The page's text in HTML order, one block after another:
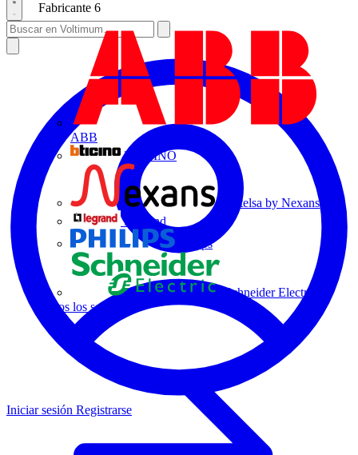
Fabricante 6
ABB
BTICINO
Centelsa by Nexans
Legrand
Philips
Schneider Electric
Todos los socios
Iniciar sesión Registrarse